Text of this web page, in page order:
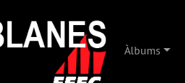
Àlbums